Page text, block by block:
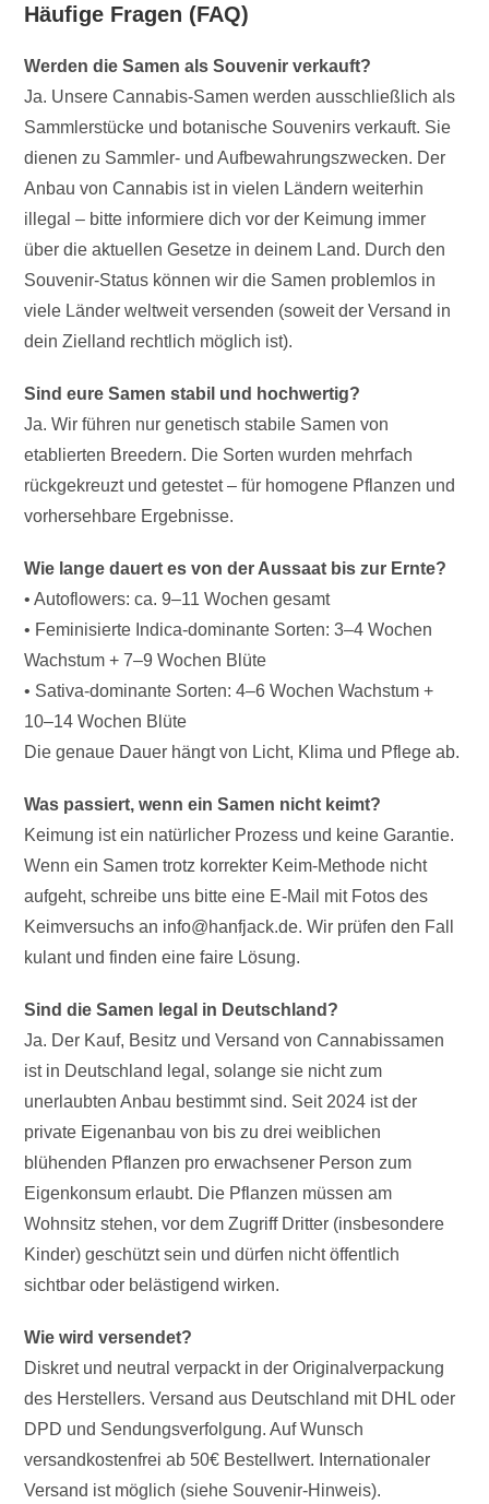
Häufige Fragen (FAQ)
Werden die Samen als Souvenir verkauft?
Ja. Unsere Cannabis-Samen werden ausschließlich als
Sammlerstücke und botanische Souvenirs verkauft. Sie
dienen zu Sammler- und Aufbewahrungszwecken. Der
Anbau von Cannabis ist in vielen Ländern weiterhin
illegal – bitte informiere dich vor der Keimung immer
über die aktuellen Gesetze in deinem Land. Durch den
Souvenir-Status können wir die Samen problemlos in
viele Länder weltweit versenden (soweit der Versand in
dein Zielland rechtlich möglich ist).
Sind eure Samen stabil und hochwertig?
Ja. Wir führen nur genetisch stabile Samen von
etablierten Breedern. Die Sorten wurden mehrfach
rückgekreuzt und getestet – für homogene Pflanzen und
vorhersehbare Ergebnisse.
Wie lange dauert es von der Aussaat bis zur Ernte?
• Autoflowers: ca. 9–11 Wochen gesamt
• Feminisierte Indica-dominante Sorten: 3–4 Wochen
Wachstum + 7–9 Wochen Blüte
• Sativa-dominante Sorten: 4–6 Wochen Wachstum +
10–14 Wochen Blüte
Die genaue Dauer hängt von Licht, Klima und Pflege ab.
Was passiert, wenn ein Samen nicht keimt?
Keimung ist ein natürlicher Prozess und keine Garantie.
Wenn ein Samen trotz korrekter Keim-Methode nicht
aufgeht, schreibe uns bitte eine E-Mail mit Fotos des
Keimversuchs an info@hanfjack.de. Wir prüfen den Fall
kulant und finden eine faire Lösung.
Sind die Samen legal in Deutschland?
Ja. Der Kauf, Besitz und Versand von Cannabissamen
ist in Deutschland legal, solange sie nicht zum
unerlaubten Anbau bestimmt sind. Seit 2024 ist der
private Eigenanbau von bis zu drei weiblichen
blühenden Pflanzen pro erwachsener Person zum
Eigenkonsum erlaubt. Die Pflanzen müssen am
Wohnsitz stehen, vor dem Zugriff Dritter (insbesondere
Kinder) geschützt sein und dürfen nicht öffentlich
sichtbar oder belästigend wirken.
Wie wird versendet?
Diskret und neutral verpackt in der Originalverpackung
des Herstellers. Versand aus Deutschland mit DHL oder
DPD und Sendungsverfolgung. Auf Wunsch
versandkostenfrei ab 50€ Bestellwert. Internationaler
Versand ist möglich (siehe Souvenir-Hinweis).